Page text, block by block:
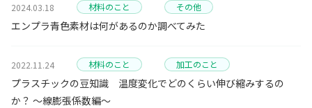
2024.03.18 材料のこと その他
エンプラ青色素材は何があるのか調べてみた
2022.11.24 材料のこと 加工のこと
プラスチックの豆知識 温度変化でどのくらい伸び縮みするの
か？ ～線膨張係数編～